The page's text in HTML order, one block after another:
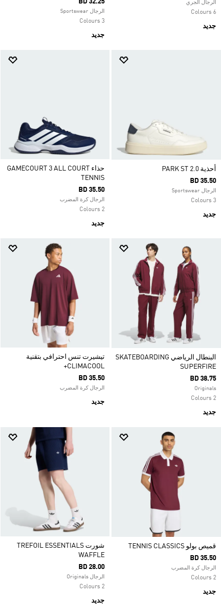
الرجال الجري
6 Colours
جديد
BD 32.25
الرجال Sportswear
3 Colours
جديد
أحذية PARK ST 2.0
BD 35.50
الرجال Sportswear
3 Colours
جديد
حذاء GAMECOURT 3 ALL COURT
TENNIS
BD 35.50
الرجال كرة المضرب
2 Colours
جديد
البنطال الرياضي SKATEBOARDING
SUPERFIRE
BD 38.75
Originals
2 Colours
جديد
تيشيرت تنس احترافي بتقنية
CLIMACOOL+
BD 35.50
الرجال كرة المضرب
جديد
قميص بولو TENNIS CLASSICS
BD 35.50
الرجال كرة المضرب
2 Colours
جديد
شورت TREFOIL ESSENTIALS
WAFFLE
BD 28.00
الرجال Originals
2 Colours
جديد